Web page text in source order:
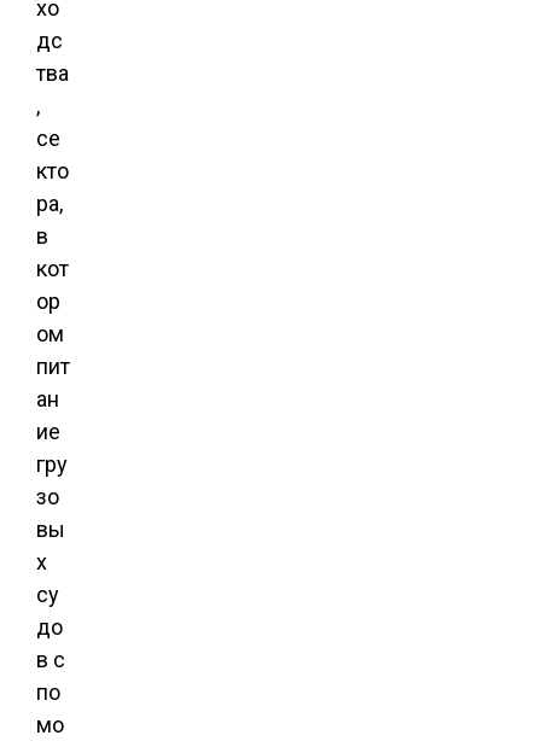
хо
дс
тва
,
се
кто
ра,
в
кот
ор
ом
пит
ан
ие
гру
зо
вы
х
су
до
в с
по
мо